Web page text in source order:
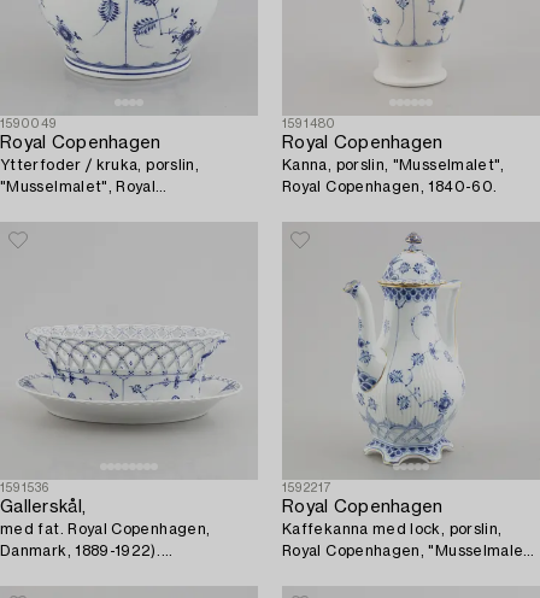
1590049
Royal Copenhagen
Ytterfoder / kruka, porslin,
"Musselmalet", Royal
1591480
Royal Copenhagen
Kanna, porslin, "Musselmalet",
Royal Copenhagen, 1840-60.
1591536
Gallerskål,
med fat. Royal Copenhagen,
Danmark, 1889-1922).
1592217
Royal Copenhagen
Kaffekanna med lock, porslin,
Royal Copenhagen, "Musselmalet